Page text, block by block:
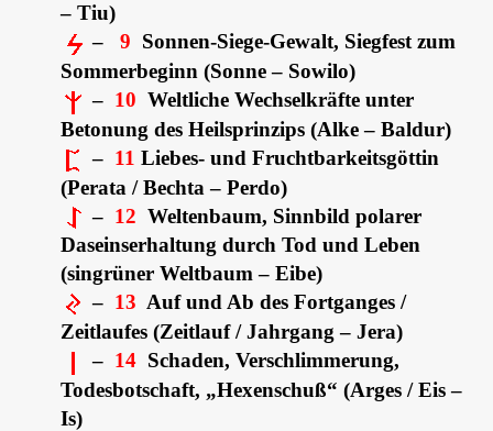
– Tiu)
– 9 Sonnen-Siege-Gewalt, Siegfest zum
Sommerbeginn (Sonne – Sowilo)
– 10 Weltliche Wechselkräfte unter
Betonung des Heilsprinzips (Alke – Baldur)
– 11 Liebes- und Fruchtbarkeitsgöttin
(Perata / Bechta – Perdo)
– 12 Weltenbaum, Sinnbild polarer
Daseinserhaltung durch Tod und Leben
(singrüner Weltbaum – Eibe)
– 13 Auf und Ab des Fortganges /
Zeitlaufes (Zeitlauf / Jahrgang – Jera)
– 14 Schaden, Verschlimmerung,
Todesbotschaft, „Hexenschuß“ (Arges / Eis –
Is)